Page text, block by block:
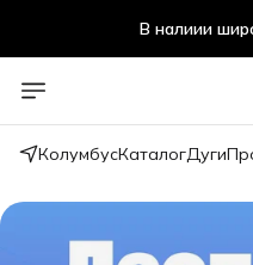
В налиии
Стоматологичечкие
КолумбусКаталогДуги